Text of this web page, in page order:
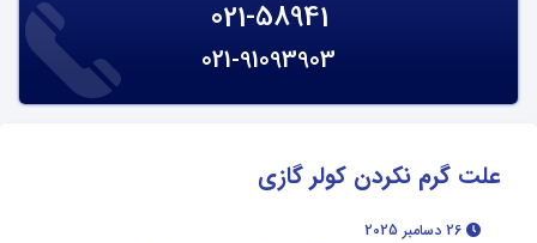
021-58941
021-91093903
علت گرم نکردن کولر گازی